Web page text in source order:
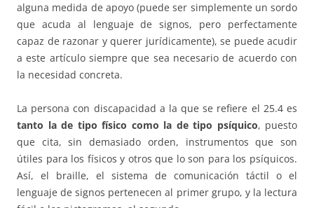
alguna medida de apoyo (puede ser simplemente un sordo
que acuda al lenguaje de signos, pero perfectamente
capaz de razonar y querer jurídicamente), se puede acudir
a este artículo siempre que sea necesario de acuerdo con
la necesidad concreta.
La persona con discapacidad a la que se refiere el 25.4 es
tanto la de tipo físico como la de tipo psíquico, puesto
que cita, sin demasiado orden, instrumentos que son
útiles para los físicos y otros que lo son para los psíquicos.
Así, el braille, el sistema de comunicación táctil o el
lenguaje de signos pertenecen al primer grupo, y la lectura